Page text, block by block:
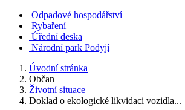
Odpadové hospodářství
Rybaření
Úřední deska
Národní park Podyjí
Úvodní stránka
Občan
Životní situace
Doklad o ekologické likvidaci vozidla...